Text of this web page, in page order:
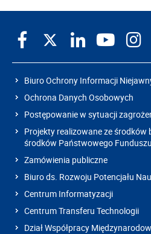
Biuro Ochrony Informacji
Ochrona Danych Osobowych
Postępowanie w sytuacji
Projekty realizowane ze
środków Państwowego
Zamówienia publiczne
Biuro ds. Rozwoju Potencjału
Centrum Informatyzacji
Centrum Transferu Technologii
Dział Współpracy